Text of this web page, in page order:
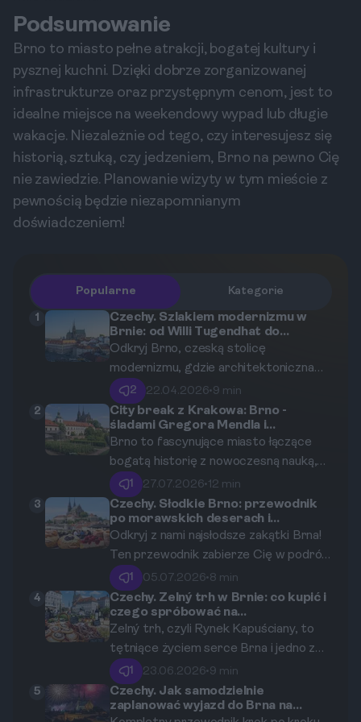
Podsumowanie
Brno to miasto pełne atrakcji, bogatej kultury i
pysznej kuchni. Dzięki dobrze zorganizowanej
infrastrukturze oraz przystępnym cenom, jest to
idealne miejsce na weekendowy wypad lub długie
wakacje. Niezależnie od tego, czy interesujesz się
historią, sztuką, czy jedzeniem, Brno na pewno Cię
nie zawiedzie. Planowanie wizyty w tym mieście z
pewnością będzie niezapomnianym
doświadczeniem!
Popularne Kategorie
1
Czechy. Szlakiem modernizmu w
Brnie: od Willi Tugendhat do
ukrytych perełek architektury.
Odkryj Brno, czeską stolicę
modernizmu, gdzie architektoniczna
rewolucja XX wieku jest wciąż żywa.
Ten przewodnik zabierze Cię w podróż
od ikonicznej Willi Tugendhat, przez
awangardowe kawiarnie, aż po mniej
znane, lecz równie fascynujące budynki,
które ukształtowały oblicze tego
wyjątkowego miasta.
2 22.04.2026•9 min
2
City break z Krakowa: Brno -
śladami Gregora Mendla i
naukowych odkryć w czeskich
Morawach.
Brno to fascynujące miasto łączące
bogatą historię z nowoczesną nauką,
idealne na dynamiczny, kilkudniowy city
break z południa Polski.
1 27.07.2026•12 min
3
Czechy. Słodkie Brno: przewodnik
po morawskich deserach i
cukierniach, które musisz
odwiedzić.
Odkryj z nami najsłodsze zakątki Brna!
Ten przewodnik zabierze Cię w podróż
po najlepszych cukierniach, kawiarniach
i restauracjach, gdzie morawska
tradycja cukiernicza spotyka się z
nowoczesną fantazją. Przygotuj się na
niezapomniane smaki, które sprawią, że
zakochasz się w tym mieście.
1 05.07.2026•8 min
4
Czechy. Zelný trh w Brnie: co kupić i
czego spróbować na
najsłynniejszym targu Moraw?
Zelný trh, czyli Rynek Kapuściany, to
tętniące życiem serce Brna i jedno z
najstarszych targowisk w Czechach.
To tutaj, w otoczeniu zabytkowych
kamienic i barokowej fontanny, można
1 23.06.2026•9 min
5
Czechy. Jak samodzielnie
zaplanować wyjazd do Brna na